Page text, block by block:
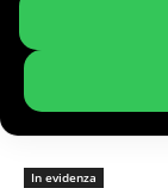
In evidenza